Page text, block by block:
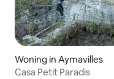
Woning in Aymavilles
Casa Petit Paradis